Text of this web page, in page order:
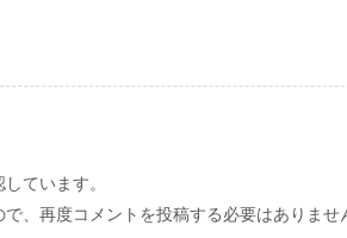
ています。
、再度コメントを投稿する必要はありませ